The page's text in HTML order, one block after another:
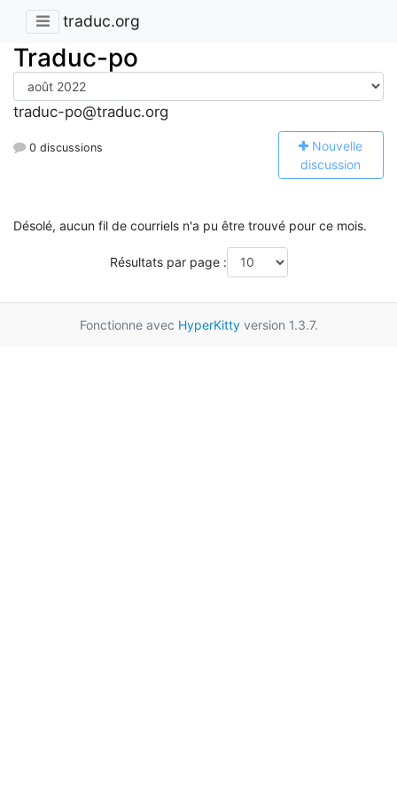
traduc.org
Traduc-po
traduc-po@traduc.org
0 discussions Nouvelle
discussion
Désolé, aucun fil de courriels n'a pu être trouvé pour ce mois.
Résultats par page :
Fonctionne avec HyperKittyversion 1.3.7.